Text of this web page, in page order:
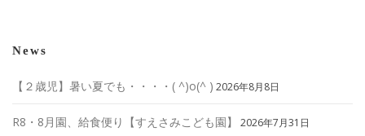
News
【２歳児】暑い夏でも・・・・( ^)o(^ ) 2026年8月8日
R8・8月園、給食便り【すえさみこども園】 2026年7月31日